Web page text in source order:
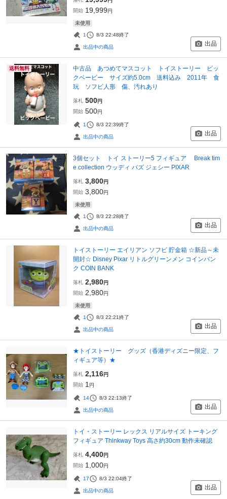
開始 19,999円
未使用
1 8/3 22:48終了
出品中の商品 出品
送料無料
中古品 あつめてマスコット トイストーリー ビッ
クベービー サイズ約5.0cm 送料込み 2011年 食
玩 ソフビ人形 傷、汚れあり
落札 500円
開始 500円
1 8/3 22:39終了
出品中の商品 出品
3個セット トイ ストーリー5 フィギュア Break tim
e collection ウッディ バズ ジェシー PIXAR
落札 3,800円
開始 3,800円
未使用
1 8/3 22:28終了
出品中の商品 出品
トイストーリー エイリアン ソフビ 貯金箱 ☆新品～未
開封☆ Disney Pixar リトルグリーンメン コインバン
ク COIN BANK
落札 2,980円
開始 2,980円
未使用
1 8/3 22:21終了
出品中の商品 出品
★トイストーリー グッズ（香港ディズニー限定、フ
ィギュア等）★
落札 2,116円
開始 1 円
14 8/3 22:13終了
出品中の商品 出品
トイ・ストーリー レックス リアルサイズ トーキング
フィギュア Thinkway Toys 高さ約30cm 動作未確認
落札 4,400円
開始 1,000円
17 8/3 22:04終了
出品中の商品 出品